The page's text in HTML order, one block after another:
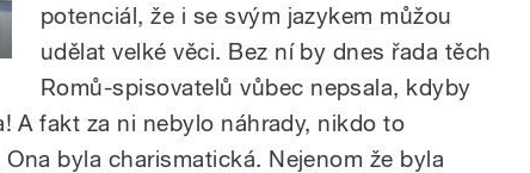
potenciál, že i se svým jazykem můžou
udělat velké věci. Bez ní by dnes řada těch
Romů-spisovatelů vůbec nepsala, kdyby
A fakt za ni nebylo náhrady, nikdo to
byla charismatická. Nejenom že byla